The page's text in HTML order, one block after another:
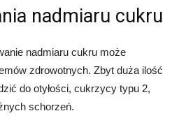
nadmiaru cukru
nadmiaru cukru może
zdrowotnych. Zbyt duża ilość
do otyłości, cukrzycy typu 2,
schorzeń.